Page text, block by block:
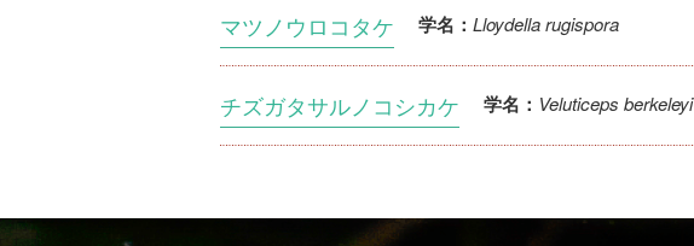
マツノウロコタケ 学名： Lloydella rugispora
チズガタサルノコシカケ 学名： Veluticeps berkeleyi